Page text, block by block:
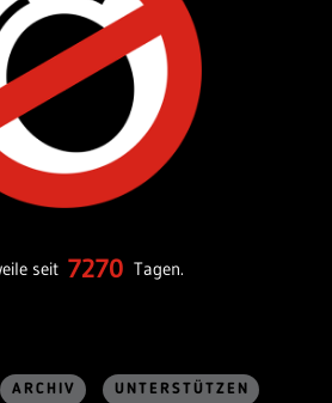
seit 7270 Tagen.
ARCHIV UNTERSTÜTZEN